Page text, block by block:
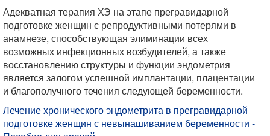
Адекватная терапия ХЭ на этапе прегравидарной
подготовке женщин с репродуктивными потерями в
анамнезе, способствующая элиминации всех
возможных инфекционных возбудителей, а также
восстановлению структуры и функции эндометрия
является залогом успешной имплантации, плацентации
и благополучного течения следующей беременности.
Лечение хронического эндометрита в прегравидарной
подготовке женщин с невынашиванием беременности -